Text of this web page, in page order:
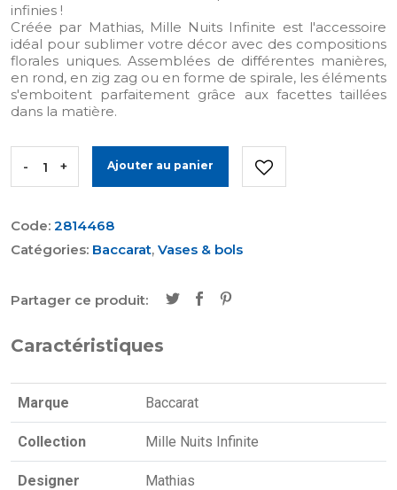
infinies !
Créée par Mathias, Mille Nuits Infinite est l'accessoire
idéal pour sublimer votre décor avec des compositions
florales uniques. Assemblées de différentes manières,
en rond, en zig zag ou en forme de spirale, les éléments
s'emboitent parfaitement grâce aux facettes taillées
dans la matière.
- + Ajouter au panier
Code: 2814468
Catégories: Baccarat, Vases & bols
Partager ce produit:
Caractéristiques
Marque Baccarat
Collection Mille Nuits Infinite
Designer Mathias